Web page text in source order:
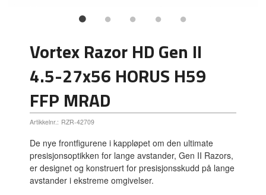
Vortex Razor HD Gen II
4.5-27x56 HORUS H59
FFP MRAD
Artikkelnr.: RZR-42709
De nye frontfigurene i kappløpet om den ultimate
presisjonsoptikken for lange avstander, Gen II Razors,
er designet og konstruert for presisjonsskudd på lange
avstander i ekstreme omgivelser.